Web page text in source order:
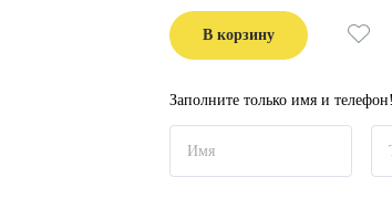
В корзину
Заполните только имя и